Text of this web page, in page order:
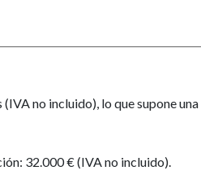
no incluido), lo que supone
32.000 € (IVA no incluido).